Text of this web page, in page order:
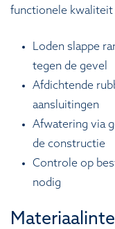
functionele kwaliteit
Loden slappe
tegen de gevel
Afdichtende
aansluitingen
Afwatering via
de constructie
Controle op
nodig